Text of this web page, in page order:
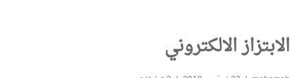
الابتزاز الالكتروني